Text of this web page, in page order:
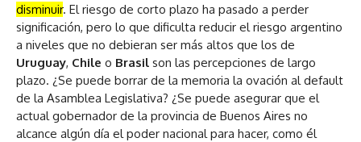
disminuir. El riesgo de corto plazo ha pasado a perder
significación, pero lo que dificulta reducir el riesgo argentino
a niveles que no debieran ser más altos que los de
Uruguay, Chile o Brasil son las percepciones de largo
plazo. ¿Se puede borrar de la memoria la ovación al default
de la Asamblea Legislativa? ¿Se puede asegurar que el
actual gobernador de la provincia de Buenos Aires no
alcance algún día el poder nacional para hacer, como él